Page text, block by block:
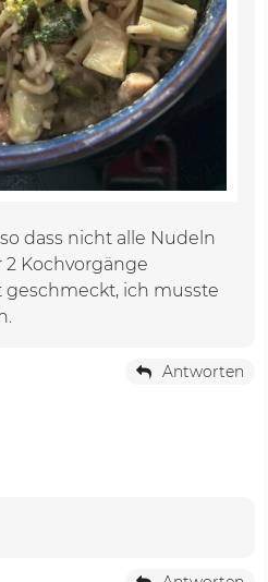
dass nicht alle Nudeln
2 Kochvorgänge
ich musste
Antworten